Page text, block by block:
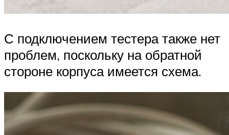
С подключением тестера также нет
проблем, поскольку на обратной
стороне корпуса имеется схема.